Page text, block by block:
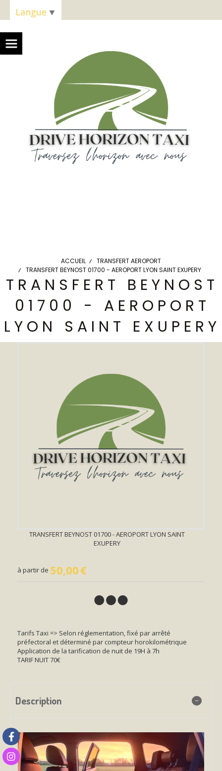
ACCUEIL
TRANSFERT AEROPORT
TRANSFERT BEYNOST 01700 - AEROPORT LYON SAINT EXUPERY
TRANSFERT BEYNOST
01700 - AEROPORT
LYON SAINT EXUPERY
TRANSFERT BEYNOST 01700 - AEROPORT LYON SAINT
EXUPERY
à partir de 50,00€
Tarifs Taxi => Selon réglementation, fixé par arrêté
préfectoral et déterminé par compteur horokilométrique
Application de la tarification de nuit de 19H à 7h
TARIF NUIT 70€
Description
Langue ▼